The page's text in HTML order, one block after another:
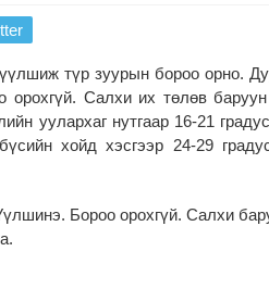
түр зуурын бороо орно.
орохгүй. Салхи их төлөв
уулархаг нутгаар 16-21
хойд хэсгээр 24-29
Бороо орохгүй. Салхи